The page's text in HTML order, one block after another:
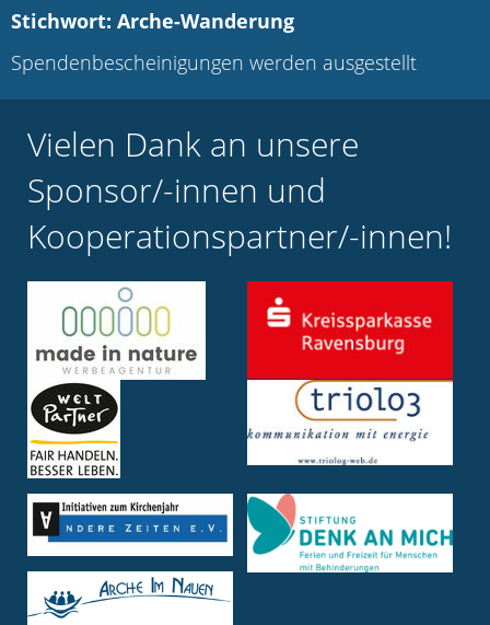
Stichwort: Arche-Wanderung
Spendenbescheinigungen werden ausgestellt
Vielen Dank an unsere
Sponsor/-innen und
Kooperationspartner/-innen!